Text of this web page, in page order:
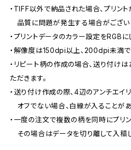
・TIFF以外で納品された場合、プリン
品質に問題が発生する場合がござい
・プリントデータのカラー設定をRGBに
・解像度は150dpi以上、200dpi未満で
・リピート柄の作成の場合、送り付け
ただきます。
・送り付け作成の際、4辺のアンチエイ
オフでない場合、白線が入ることがあ
・一度の注文で複数の柄を同時にプリ
その場合はデータを切り離して入稿し